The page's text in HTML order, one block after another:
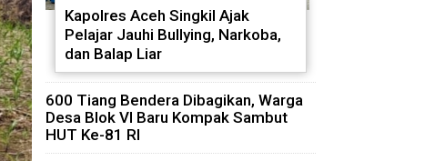
Kapolres Aceh Singkil Ajak
Pelajar Jauhi Bullying, Narkoba,
dan Balap Liar
600 Tiang Bendera Dibagikan, Warga
Desa Blok VI Baru Kompak Sambut
HUT Ke-81 RI